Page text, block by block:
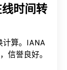
时间转
计算。IANA
信誉良好。